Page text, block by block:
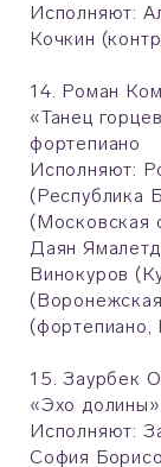
Исполняют:
Кочкин
14. Роман
«Танец
фортепиано
Исполняют:
(Республика
(Московская
Даян
Винокуров
(фортепиано,
15. Заурбек
«Эхо
Исполняют:
София